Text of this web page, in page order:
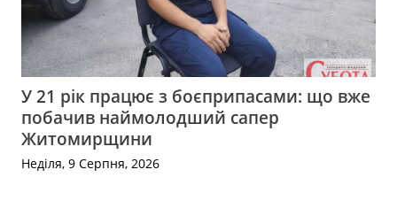
У 21 рік працює з боєприпасами: що вже
побачив наймолодший сапер
Житомирщини
Неділя, 9 Серпня, 2026